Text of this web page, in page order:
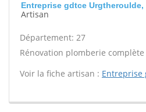
Entreprise gdtce
Artisan
Département: 27
Rénovation plomberie
Voir la fiche artisan : Entreprise